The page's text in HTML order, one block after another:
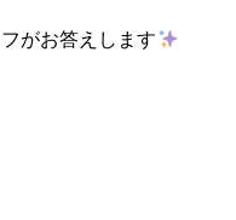
がお答えします